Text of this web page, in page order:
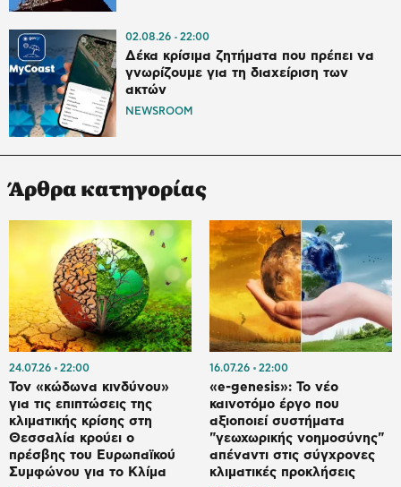
02.08.26 22:00
Δέκα κρίσιμα ζητήματα που πρέπει να
γνωρίζουμε για τη διαχείριση των
ακτών
NEWSROOM
Άρθρα κατηγορίας
24.07.26 22:00
Τον «κώδωνα κινδύνου»
για τις επιπτώσεις της
κλιματικής κρίσης στη
Θεσσαλία κρούει ο
πρέσβης του Ευρωπαϊκού
Συμφώνου για το Κλίμα
16.07.26 22:00
«e-genesis»: Το νέο
καινοτόμο έργο που
αξιοποιεί συστήματα
"γεωχωρικής νοημοσύνης"
απέναντι στις σύγχρονες
κλιματικές προκλήσεις